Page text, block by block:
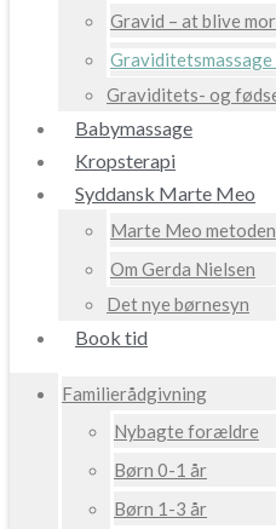
Gravid – at blive mor
Graviditets- og
Babymassage
Kropsterapi
Syddansk Marte Meo
Marte Meo metoden
Om Gerda Nielsen
Det nye børnesyn
Book tid
Familierådgivning
Nybagte forældre
Børn 0-1 år
Børn 1-3 år